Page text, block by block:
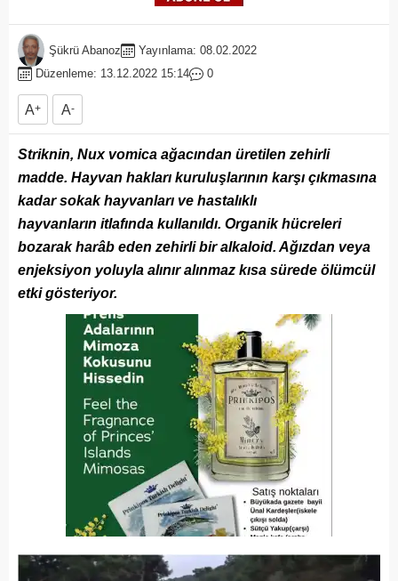
Şükrü Abanoz
Yayınlama: 08.02.2022
Düzenleme: 13.12.2022 15:14
0
A+ A-
Striknin, Nux vomica ağacından üretilen zehirli
madde. Hayvan hakları kuruluşlarının karşı çıkmasına
kadar sokak hayvanları ve hastalıklı
hayvanların itlafında kullanıldı. Organik hücreleri
bozarak harâb eden zehirli bir alkaloid. Ağızdan veya
enjeksiyon yoluyla alınır alınmaz kısa sürede ölümcül
etki gösteriyor.